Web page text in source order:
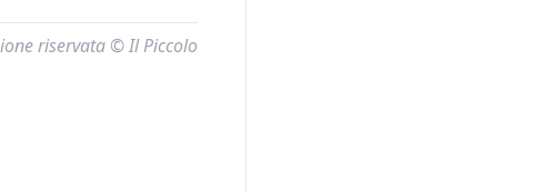
riservata © Il Piccolo